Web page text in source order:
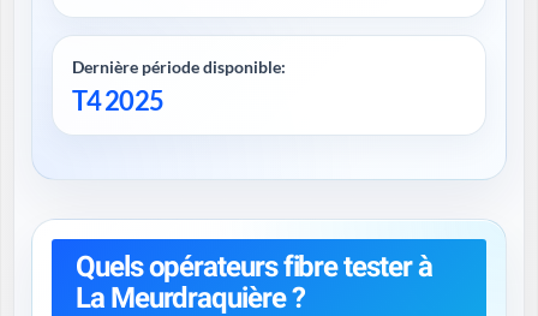
Dernière période disponible:
T4 2025
Quels opérateurs fibre tester à
La Meurdraquière ?